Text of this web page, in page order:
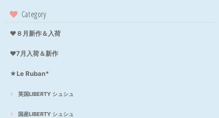
Category
❤８月新作＆入荷
❤7月入荷＆新作
★Le Ruban*
英国LIBERTY シュシュ
国産LIBERTY シュシュ